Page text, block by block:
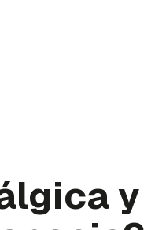
y